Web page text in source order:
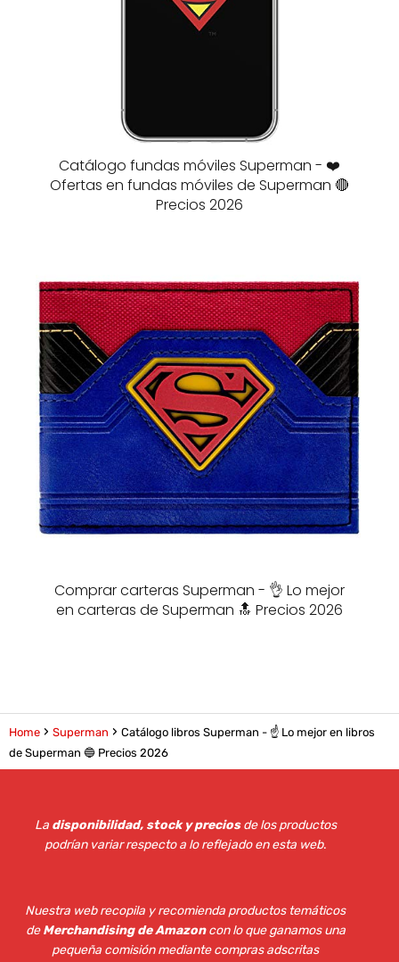
Catálogo fundas móviles Superman - ❤️
Ofertas en fundas móviles de Superman 🔴
Precios 2026
Comprar carteras Superman - 👌 Lo mejor
en carteras de Superman 🔝 Precios 2026
Home Superman
Catálogo libros Superman - ☝️ Lo mejor en libros
de Superman 🔵 Precios 2026
La disponibilidad, stock y preciosde los productos
podrían variar respecto a lo reflejado en esta web.
Nuestra web recopila y recomienda productos temáticos
deMerchandising de Amazoncon lo que ganamos una
pequeña comisión mediante compras adscritas